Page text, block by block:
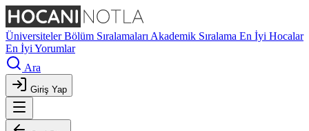
ÜniversitelerBölüm Sıralamaları Akademik Sıralama En İyi Hocalar
En İyi Yorumlar
Ara
Giriş Yap